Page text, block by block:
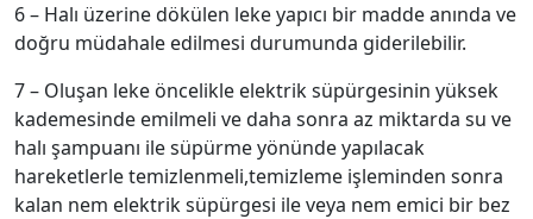
6 – Halı üzerine dökülen leke yapıcı bir madde anında ve
doğru müdahale edilmesi durumunda giderilebilir.
7 – Oluşan leke öncelikle elektrik süpürgesinin yüksek
kademesinde emilmeli ve daha sonra az miktarda su ve
halı şampuanı ile süpürme yönünde yapılacak
hareketlerle temizlenmeli,temizleme işleminden sonra
kalan nem elektrik süpürgesi ile veya nem emici bir bez